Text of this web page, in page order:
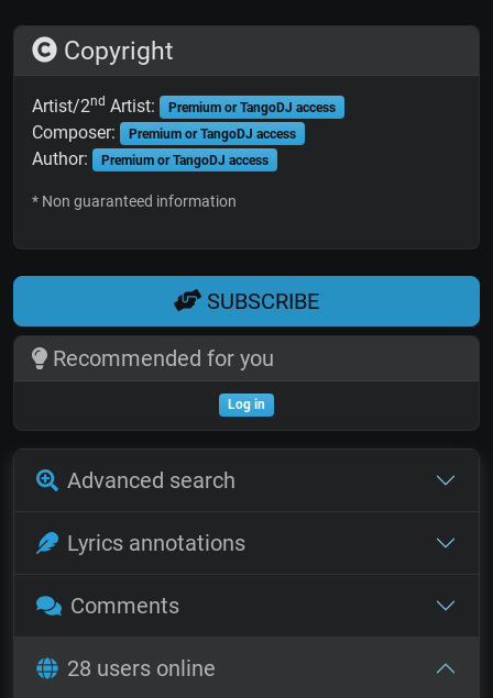
Copyright
Artist/2nd Artist: Premium or TangoDJ access
Composer: Premium or TangoDJ access
Author: Premium or TangoDJ access
* Non guaranteed information
SUBSCRIBE
Recommended for you
Log in
Advanced search
Lyrics annotations
Comments
28 users online